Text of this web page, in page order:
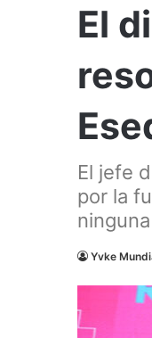
El
El jefe
por la
Yvke